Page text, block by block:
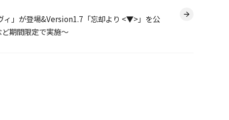
ィ」が登場&Version1.7「忘却より <▼>」を公
期間限定で実施～